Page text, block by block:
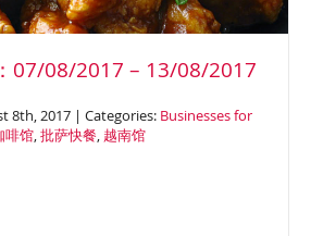
07/08/2017 – 13/08/2017
8th, 2017 | Categories: Businesses for
啡馆,批萨快餐, 越南馆